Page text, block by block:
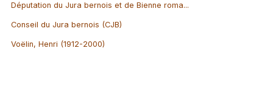
Députation du Jura bernois et de Bienne roma...
Conseil du Jura bernois (CJB)
Voëlin, Henri (1912-2000)